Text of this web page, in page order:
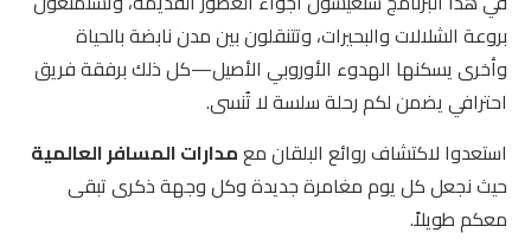
بروعة الشلالات والبحيرات، وتتنقلون بين مدن نابضة بالحياة
وأخرى يسكنها الهدوء الأوروبي الأصيل—كل ذلك برفقة فريق
احترافي يضمن لكم رحلة سلسة لا تُنسى.
استعدوا لاكتشاف روائع البلقان معمدارات المسافر العالمية
حيث نجعل كل يوم مغامرة جديدة وكل وجهة ذكرى تبقى
معكم طويلاً.